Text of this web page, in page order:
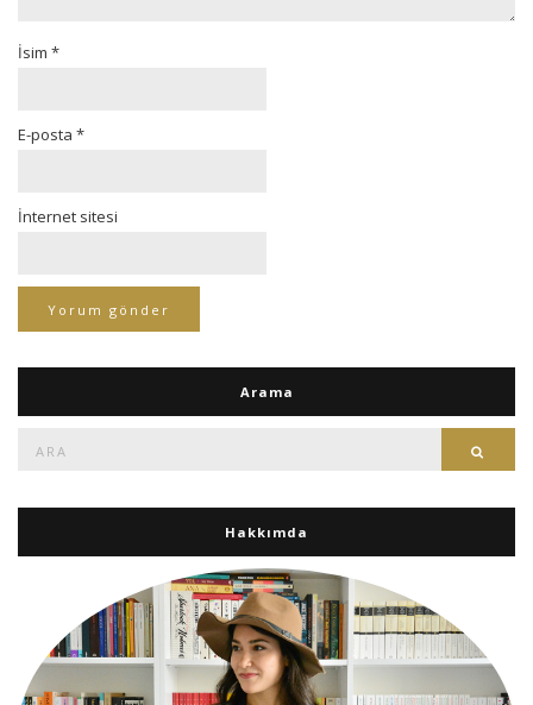
İsim *
E-posta *
İnternet sitesi
Arama
Hakkımda